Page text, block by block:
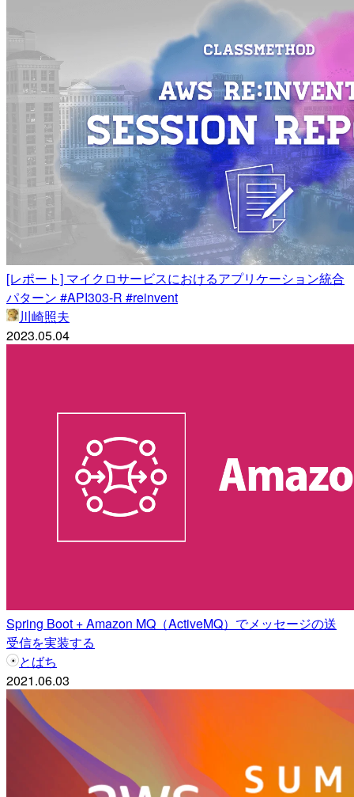
[レポート] マイクロサービスにおけるアプリケーション統合
パターン #API303-R #reinvent
川崎照夫
2023.05.04
Spring Boot + Amazon MQ（ActiveMQ）でメッセージの送
受信を実装する
とばち
2021.06.03